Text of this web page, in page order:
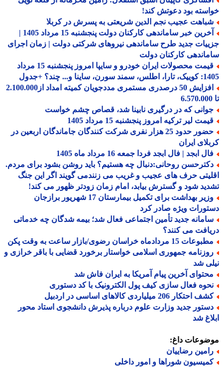
بود دعوتش کند!
عجیب نجم الدین شریعتی به پسرش در کربلا
آخرین خبر ساماندهی کارکنان دولت پنجشنبه 15 مرداد 1405 |
جدید طرح ساماندهی نیروهای شرکتی دولت | زمان اجرای
کارکنان دولت
قیمت محصولات ایران خودرو و سایپا امروز پنجشنبه 15 مرداد
ساینا و... چند؟ +جدول
افزایش 50 درصدری مستمری مددجویان کمیته امداد از2.100.000
که در درگیری نابینا شد، قصاص چشم خواست
لیر ترکیه امروز پنجشنبه 15 مرداد 1405
حضور حدود 25 هزار نفری شرکت کنندگان جاماندگان اربعین در
ایران
ابجد | فال ابجد فردا جمعه 16 مرداد ماه 1405
روحانی:دنبال چه هستیم؟ باید روشن بشود برای مردم.
حرف های عجیب و غریب می زنندمی گویند اگر این جنگ
شود و گسترش بیابد، امام زمان زودتر ظهور می کند!
وزیر بهداشت برای تکمیل بیمارستان 17 شهریور برازجان
ویژه صادر کرد
جدید تأمین اجتماعی فعال شد؛ بیمه شدگان چه خدماتی
می کنند؟
15 مردادماه خراسان رضوی/بازار ساعت به وقت پکن
جمهوری اسلامی خواستار برخورد قضایی با باقر خرازی و
شد
آخرین پیام آمریکا به ایران فاش شد
فعال سازی کیف پول الکترونیک با کد دستوری
206 میلیاردی کالاهای اساسی در اردبیل
جدید وزارت علوم درباره پذیرش دانشجوی استاد محور
شد
داغ:
رضاییان
شوراها و امور داخلی